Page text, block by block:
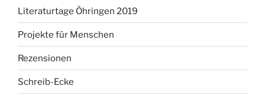
Literaturtage Öhringen 2019
Projekte für Menschen
Rezensionen
Schreib-Ecke